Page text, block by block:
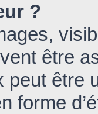
?
être
peut
forme